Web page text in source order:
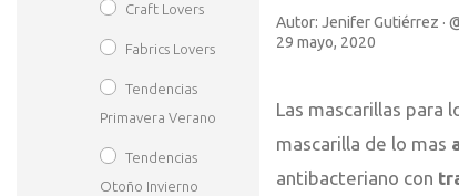
Craft Lovers
Fabrics Lovers
Tendencias
Primavera Verano
Tendencias
Otoño Invierno
Autor: Jenifer Gutiérrez ·
29 mayo, 2020
Las mascarillas para
mascarilla de lo mas
antibacteriano con